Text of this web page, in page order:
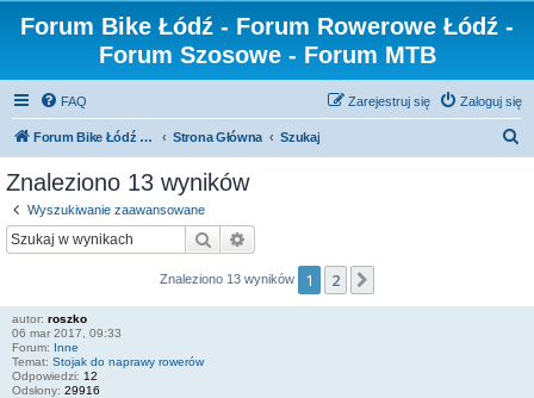
Forum Bike Łódź - Forum Rowerowe Łódź -
Forum Szosowe - Forum MTB
FAQ Zaloguj się
Zarejestruj się
Forum Bike Łódź - Forum Rowerowe Łódź - Forum Szosowe - Forum MTB Strona Główna Szukaj
Znaleziono 13 wyników
Wyszukiwanie zaawansowane
Szukaj
Znaleziono 13 wyników 1 2
autor: roszko
06 mar 2017, 09:33
Forum: Inne
Temat: Stojak do naprawy rowerów
Odpowiedzi: 12
Odsłony: 29916